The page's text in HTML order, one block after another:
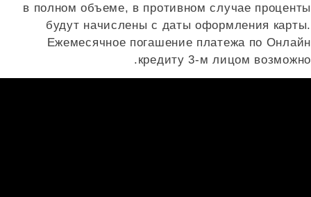
в полном объеме, в противном случае проценты
будут начислены с даты оформления карты.
Ежемесячное погашение платежа по Онлайн
кредиту 3-м лицом возможно.